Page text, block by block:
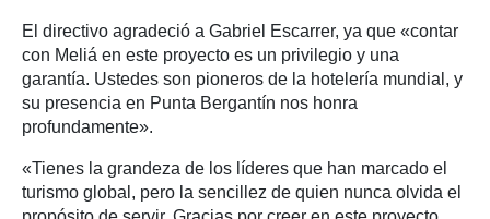
El directivo agradeció a Gabriel Escarrer, ya que «contar
con Meliá en este proyecto es un privilegio y una
garantía. Ustedes son pioneros de la hotelería mundial, y
su presencia en Punta Bergantín nos honra
profundamente».
«Tienes la grandeza de los líderes que han marcado el
turismo global, pero la sencillez de quien nunca olvida el